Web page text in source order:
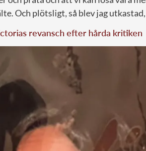
Och plötsligt, så blev jag
revansch efter hårda kritiken